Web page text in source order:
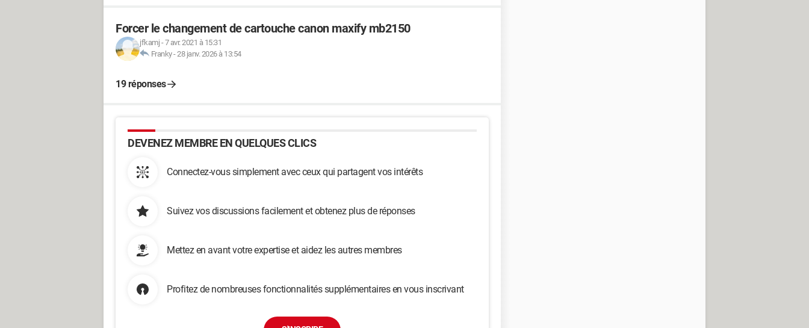
Forcer le changement de cartouche canon maxify mb2150
jfkamj -7 avr. 2021 à 15:31
Franky-28 janv. 2026 à 13:54
19 réponses
DEVENEZ MEMBRE EN QUELQUES CLICS
Connectez-vous simplement avec ceux qui partagent vos intérêts
Suivez vos discussions facilement et obtenez plus de réponses
Mettez en avant votre expertise et aidez les autres membres
Profitez de nombreuses fonctionnalités supplémentaires en vous inscrivant